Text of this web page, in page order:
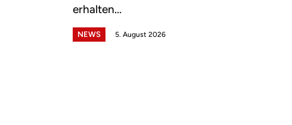
erhalten...
NEWS 5. August 2026